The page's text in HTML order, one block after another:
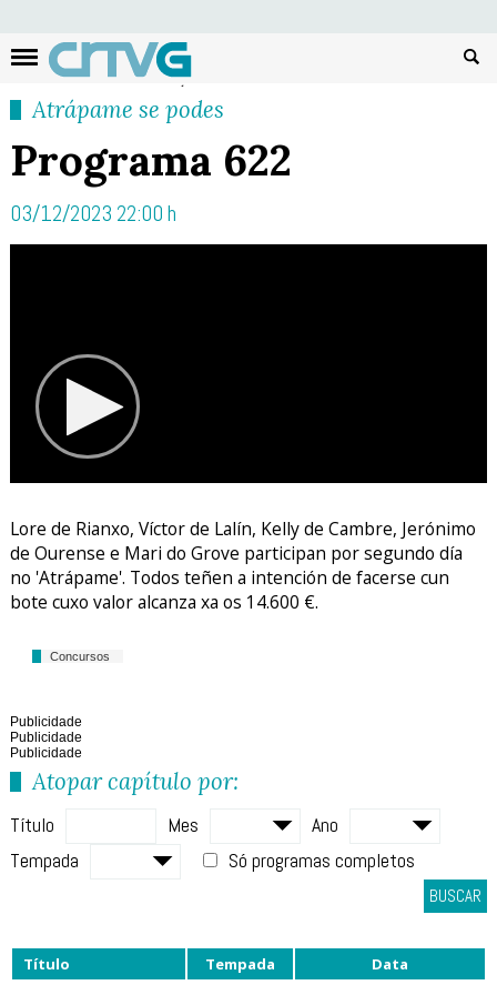
Atrápame se podes
Programa 622
03/12/2023 22:00 h
Lore de Rianxo, Víctor de Lalín, Kelly de Cambre, Jerónimo
de Ourense e Mari do Grove participan por segundo día
no 'Atrápame'. Todos teñen a intención de facerse cun
bote cuxo valor alcanza xa os 14.600 €.
Concursos
Publicidade
Publicidade
Publicidade
Atopar capítulo por:
Título Mes
Ano
Tempada
Só programas completos
BUSCAR
Título Tempada Data